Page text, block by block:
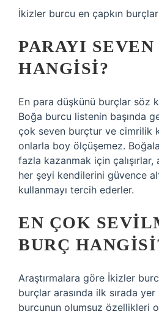
İkizler burcu en çapkın
PARAYI SEVEN
HANGISI?
En para düşkünü burçlar söz
Boğa burcu listenin başında
çok seven burçtur ve cimrilik
onlarla boy ölçüşemez.
fazla kazanmak için çalışırlar,
her şeyi kendilerini güvence
kullanmayı tercih ederler.
EN ÇOK
BURÇ
Araştırmalara göre İkizler
burçlar arasında ilk sırada yer
burcunun olumsuz özellikleri